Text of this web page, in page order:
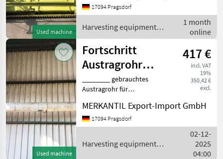
Harvesting
Equipment
Crop Fields
Crop
Fortschritt
SELECT
CATEGORY
Fortschritt
Claas
Kemper
Used machine
Werkstattdurchsicht
erhalten, sofort
einsatzbereit !Verkauf nur
Feldhäcksler Fortschritt
17094 Pragsdorf
Harvesting equipment
crop fields / Fortschritt
1 month
online
Used machine
Fortschritt
Austragrohr
E516/517
417 €
incl. VAT
19%
350,42 €
excl.
________ gebrauchtes
Austragrohr für
E516-517, mit
Förderschnecke - Länge ca.
4 m Harvesting equipment
MERKANTIL Export-Import GmbH
17094 Pragsdorf
Harvesting equipment
02-12-
2025
04:00